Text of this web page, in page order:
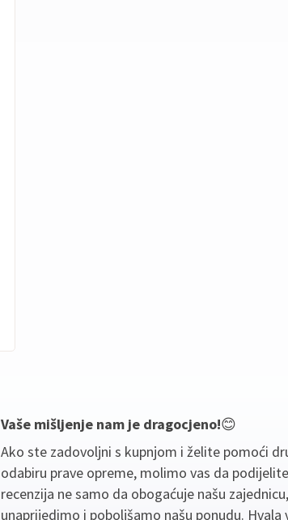
Vaše mišljenje nam je dragocjeno!😊
Ako ste zadovoljni s kupnjom i želite pomoći
odabiru prave opreme, molimo vas da
recenzija ne samo da obogaćuje našu
unaprijedimo i poboljšamo našu ponudu.